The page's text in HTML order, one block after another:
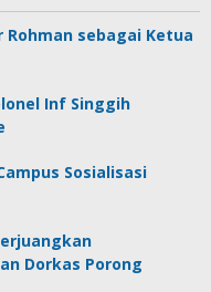
sebagai Ketua
Inf Singgih
Sosialisasi
Dorkas Porong